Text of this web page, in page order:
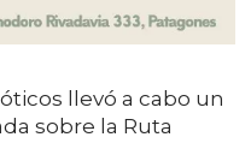
llevó a cabo un
sobre la Ruta